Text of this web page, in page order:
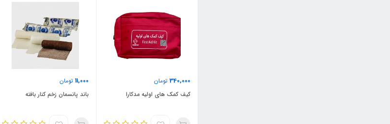
340,000 تومان
کیف کمک های اولیه مدکارا
11,000 تومان
باند پانسمان زخم کنار بافته